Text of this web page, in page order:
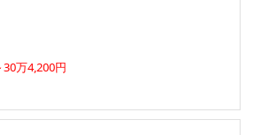
万4,200円